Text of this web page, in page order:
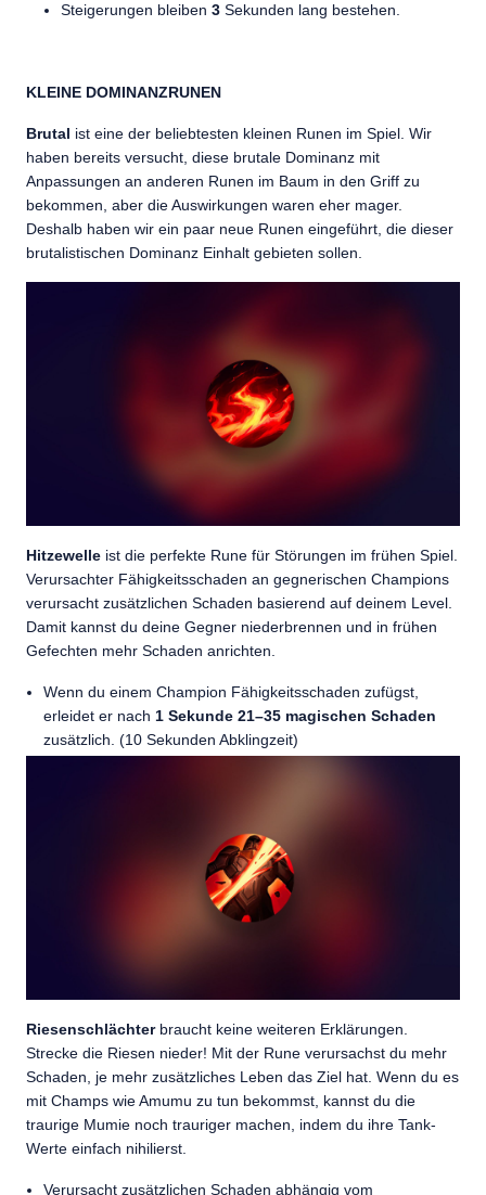
Steigerungen bleiben 3 Sekunden lang bestehen.
KLEINE DOMINANZRUNEN
Brutal ist eine der beliebtesten kleinen Runen im Spiel. Wir
haben bereits versucht, diese brutale Dominanz mit
Anpassungen an anderen Runen im Baum in den Griff zu
bekommen, aber die Auswirkungen waren eher mager.
Deshalb haben wir ein paar neue Runen eingeführt, die dieser
brutalistischen Dominanz Einhalt gebieten sollen.
Hitzewelle ist die perfekte Rune für Störungen im frühen Spiel.
Verursachter Fähigkeitsschaden an gegnerischen Champions
verursacht zusätzlichen Schaden basierend auf deinem Level.
Damit kannst du deine Gegner niederbrennen und in frühen
Gefechten mehr Schaden anrichten.
Wenn du einem Champion Fähigkeitsschaden zufügst,
erleidet er nach 1 Sekunde 21–35 magischen Schaden
zusätzlich. (10 Sekunden Abklingzeit)
Riesenschlächter braucht keine weiteren Erklärungen.
Strecke die Riesen nieder! Mit der Rune verursachst du mehr
Schaden, je mehr zusätzliches Leben das Ziel hat. Wenn du es
mit Champs wie Amumu zu tun bekommst, kannst du die
traurige Mumie noch trauriger machen, indem du ihre Tank-
Werte einfach nihilierst.
Verursacht zusätzlichen Schaden abhängig vom